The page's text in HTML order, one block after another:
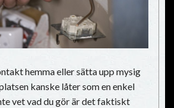
hemma eller sätta upp mysig
kanske låter som en enkel
vet vad du gör är det faktiskt